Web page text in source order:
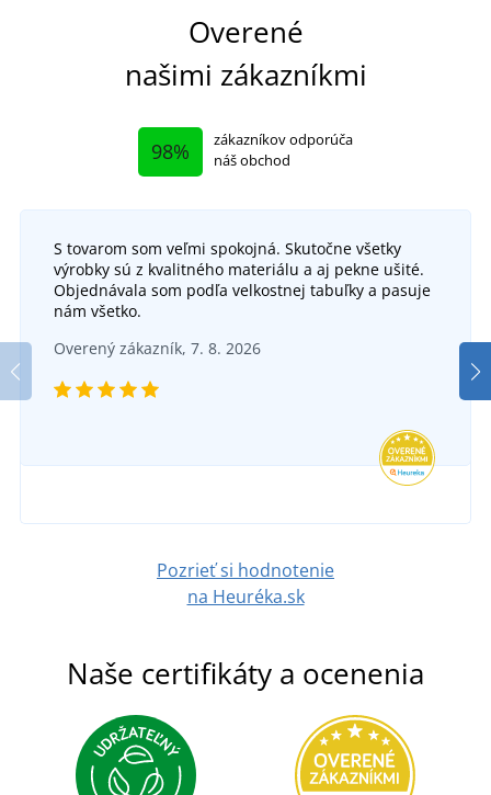
Overené
našimi zákazníkmi
98%
zákazníkov odporúča
náš obchod
S tovarom som veľmi spokojná. Skutočne všetky
výrobky sú z kvalitného materiálu a aj pekne ušité.
Objednávala som podľa velkostnej tabuľky a pasuje
nám všetko.
Overený zákazník, 7. 8. 2026
Pozrieť si hodnotenie
na Heuréka.sk
Naše certifikáty a ocenenia